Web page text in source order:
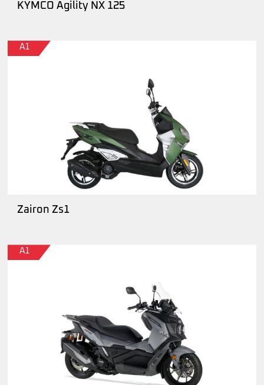
KYMCO Agility NX 125
A1
Zairon Zs1
A1